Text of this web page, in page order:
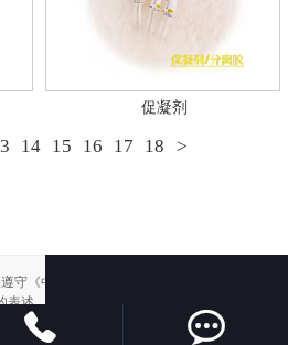
促凝剂
14 15 16 17 18 >
 
守《中华人民共和国广告法》，尽力规范用
述，敬请联系我们，将立即更正；相关内容
，不构成交易依据。